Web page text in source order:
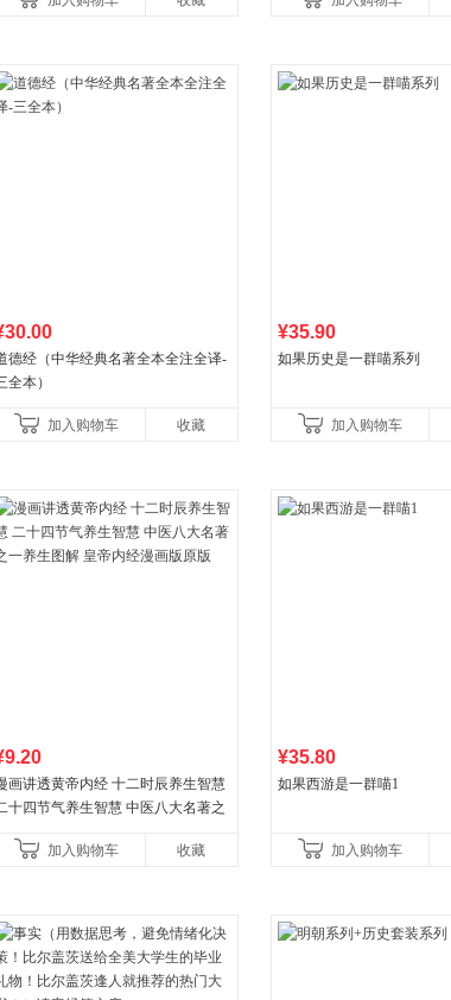
比你听说的还要
德经（中华经典名著全本全注全译-
全本）
加入购物车 收藏
¥35.90
如果历史是一群喵系列
加入购物车
画讲透黄帝内经 十二时辰养生智慧
十四节气养生智慧 中医八大名著之
加入购物车
收藏
¥35.80
如果西游是一群喵1
加入购物车